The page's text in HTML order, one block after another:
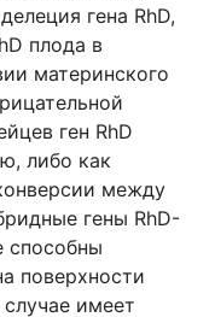
гена RhD,
плода в
материнского
ген RhD
либо как
между
гены RhD-
способны
поверхности
имеет